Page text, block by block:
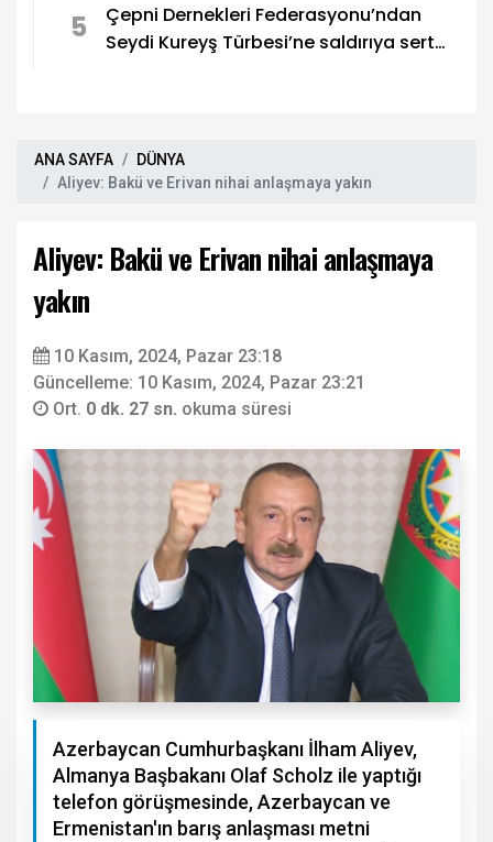
5
Çepni Dernekleri Federasyonu’ndan
Seydi Kureyş Türbesi’ne saldırıya sert
ANA SAYFA
DÜNYA
Aliyev: Bakü ve Erivan nihai anlaşmaya yakın
Aliyev: Bakü ve Erivan nihai anlaşmaya
yakın
10 Kasım, 2024, Pazar 23:18
Güncelleme: 10 Kasım, 2024, Pazar 23:21
Ort. 0 dk. 27 sn. okuma süresi
Azerbaycan Cumhurbaşkanı İlham Aliyev,
Almanya Başbakanı Olaf Scholz ile yaptığı
telefon görüşmesinde, Azerbaycan ve
Ermenistan'ın barış anlaşması metni